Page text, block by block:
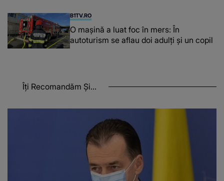
B1TV.RO
O maşină a luat foc în mers: În
autoturism se aflau doi adulți și un copil
Îți Recomandăm Și...